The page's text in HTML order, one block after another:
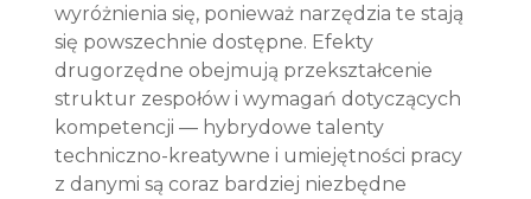
wyróżnienia się, ponieważ narzędzia te stają
się powszechnie dostępne. Efekty
drugorzędne obejmują przekształcenie
struktur zespołów i wymagań dotyczących
kompetencji — hybrydowe talenty
techniczno-kreatywne i umiejętności pracy
z danymi są coraz bardziej niezbędne